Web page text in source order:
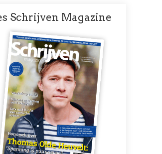
Schrijven Magazine
Afbeelding